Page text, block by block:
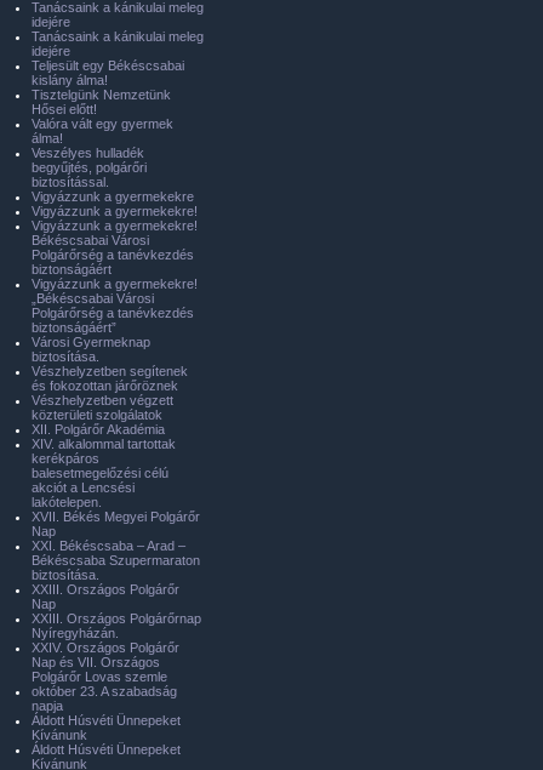
Tanácsaink a kánikulai meleg
idejére
Tanácsaink a kánikulai meleg
idejére
Teljesült egy Békéscsabai
kislány álma!
Tisztelgünk Nemzetünk
Hősei előtt!
Valóra vált egy gyermek
álma!
Veszélyes hulladék
begyűjtés, polgárőri
biztosítással.
Vigyázzunk a gyermekekre
Vigyázzunk a gyermekekre!
Vigyázzunk a gyermekekre!
Békéscsabai Városi
Polgárőrség a tanévkezdés
biztonságáért
Vigyázzunk a gyermekekre!
„Békéscsabai Városi
Polgárőrség a tanévkezdés
biztonságáért”
Városi Gyermeknap
biztosítása.
Vészhelyzetben segítenek
és fokozottan járőröznek
Vészhelyzetben végzett
közterületi szolgálatok
XII. Polgárőr Akadémia
XIV. alkalommal tartottak
kerékpáros
balesetmegelőzési célú
akciót a Lencsési
lakótelepen.
XVII. Békés Megyei Polgárőr
Nap
XXI. Békéscsaba – Arad –
Békéscsaba Szupermaraton
biztosítása.
XXIII. Országos Polgárőr
Nap
XXIII. Országos Polgárőrnap
Nyíregyházán.
XXIV. Országos Polgárőr
Nap és VII. Országos
Polgárőr Lovas szemle
október 23. A szabadság
napja
Áldott Húsvéti Ünnepeket
Kívánunk
Áldott Húsvéti Ünnepeket
Kívánunk